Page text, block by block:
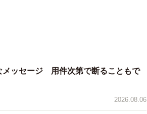
メッセージ 用件次第で断ることもで
2026.08.06